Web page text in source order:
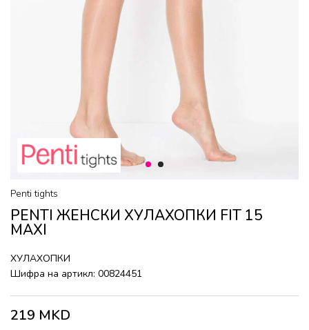
1 2
Penti tights
PENTI ЖЕНСКИ ХУЛАХОПКИ FIT 15
MAXI
ХУЛАХОПКИ
Шифра на артикл: 00824451
219 MKD